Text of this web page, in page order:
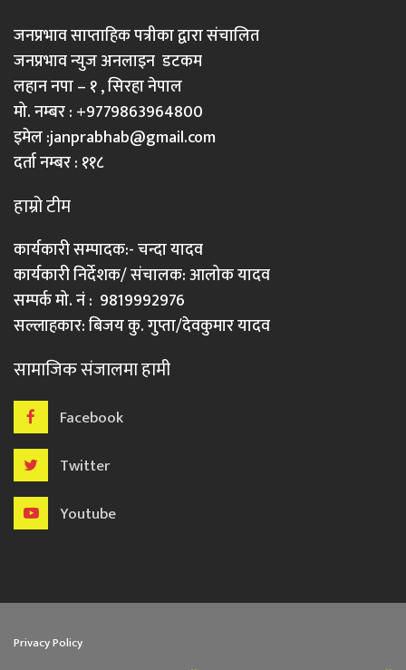
जनप्रभाव साप्ताहिक पत्रीका द्वारा संचालित
जनप्रभाव न्युज अनलाइन डटकम
लहान नपा – १ , सिरहा नेपाल
मो. नम्बर : +9779863964800
इमेल :janprabhab@gmail.com
दर्ता नम्बर : ११८
हाम्रो टीम
कार्यकारी सम्पादक:- चन्दा यादव
कार्यकारी निर्देशक/ संचालक: आलोक यादव
सम्पर्क मो. नं : 9819992976
सल्लाहकार: बिजय कु. गुप्ता/देवकुमार यादव
सामाजिक संजालमा हामी
Facebook
Twitter
Youtube
Privacy Policy